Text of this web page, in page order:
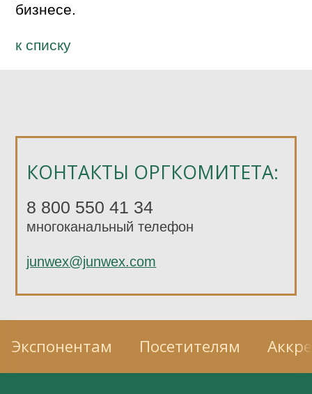
КОНТАКТЫ ОРГКОМИТЕТА:
8 800 550 41 34
многоканальный телефон
junwex@junwex.com
бизнесе.
к спиcку
Экспонентам Посетителям